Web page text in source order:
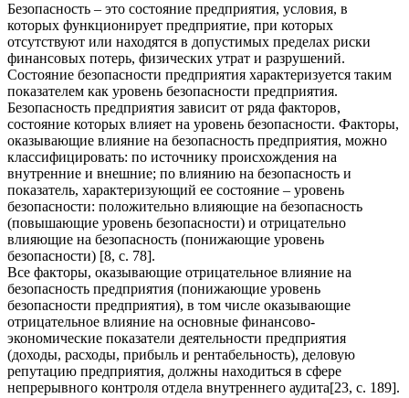
Безопасность – это состояние предприятия, условия, в
которых функционирует предприятие, при которых
отсутствуют или находятся в допустимых пределах риски
финансовых потерь, физических утрат и разрушений.
Состояние безопасности предприятия характеризуется таким
показателем как уровень безопасности предприятия.
Безопасность предприятия зависит от ряда факторов,
состояние которых влияет на уровень безопасности. Факторы,
оказывающие влияние на безопасность предприятия, можно
классифицировать: по источнику происхождения на
внутренние и внешние; по влиянию на безопасность и
показатель, характеризующий ее состояние – уровень
безопасности: положительно влияющие на безопасность
(повышающие уровень безопасности) и отрицательно
влияющие на безопасность (понижающие уровень
безопасности) [8, с. 78].
Все факторы, оказывающие отрицательное влияние на
безопасность предприятия (понижающие уровень
безопасности предприятия), в том числе оказывающие
отрицательное влияние на основные финансово-
экономические показатели деятельности предприятия
(доходы, расходы, прибыль и рентабельность), деловую
репутацию предприятия, должны находиться в сфере
непрерывного контроля отдела внутреннего аудита[23, с. 189].